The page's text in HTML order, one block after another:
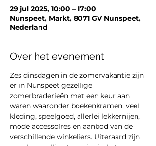
29 jul 2025, 10:00 – 17:00
Nunspeet, Markt, 8071 GV Nunspeet,
Nederland
Over het evenement
Zes dinsdagen in de zomervakantie zijn
er in Nunspeet gezellige
zomerbraderieën met een keur aan
waren waaronder boekenkramen, veel
kleding, speelgoed, allerlei lekkernijen,
mode accessoires en aanbod van de
verschillende winkeliers. Uiteraard zijn